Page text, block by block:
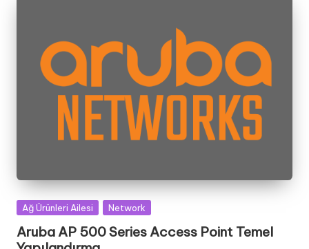
Posted
Ağ Ürünleri Ailesi Network
Aruba AP 500 Series Access Point Temel